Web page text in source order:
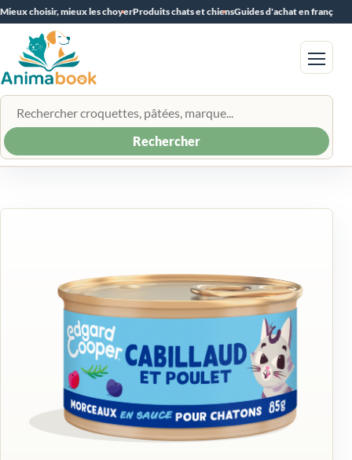
Mieux choisir, mieux les choyerProduits chats et chiensGuides d'achat en français
Rechercher un produit
Rechercher
Menu